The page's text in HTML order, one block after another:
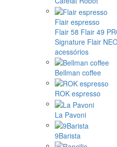
Flair espresso
Flair 58 Flair 49
Signature Flair
acessórios
Bellman coffee
ROK espresso
La Pavoni
9Barista